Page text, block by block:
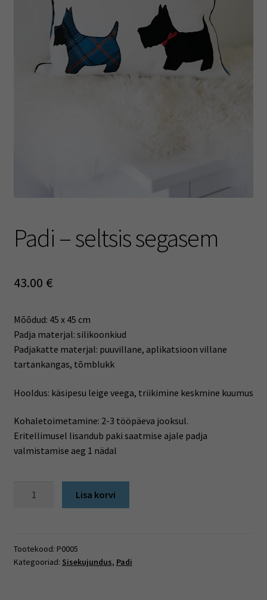
Padi – seltsis segasem
43.00 €
Mõõdud: 45 x 45 cm
Padja materjal: silikoonkiud
Padjakatte materjal: puuvillane, aplikatsioon villane
tartankangas, tõmblukk
Hooldus: käsipesu leige veega, triikimine keskmine kuumus
Kohaletoimetamine: 2-3 tööpäeva jooksul.
Eritellimusel lisandub paki saatmise ajale padja
valmistamise aeg 1 nädal
kogus
Lisa korvi
Tootekood: P0005
Kategooriad: Sisekujundus, Padi